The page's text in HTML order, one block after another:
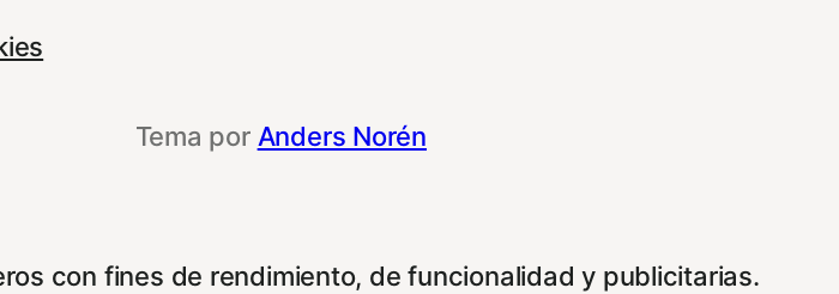
Tema por Anders Norén
con fines de rendimiento, de funcionalidad y publicitarias.